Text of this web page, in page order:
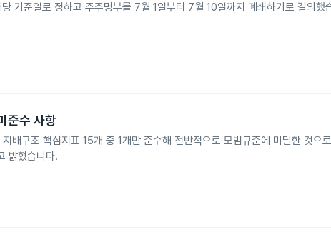
기준일로 정하고 주주명부를 7월 1일부터 7월 10일까지 폐쇄하기로 결의했
준수 사항
배구조 핵심지표 15개 중 1개만 준수해 전반적으로 모범규준에 미달한 것으
밝혔습니다.